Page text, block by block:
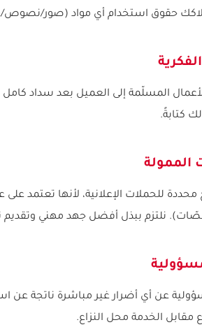
حقوق استخدام أي مواد (صور/نصوص/
المسلّمة إلى العميل بعد سداد
كتابةً.
للحملات الإعلانية، لأنها تعتمد
نلتزم ببذل أفضل جهد مهني وتقديم
عن أي أضرار غير مباشرة ناتجة عن
مقابل الخدمة محل النزاع.